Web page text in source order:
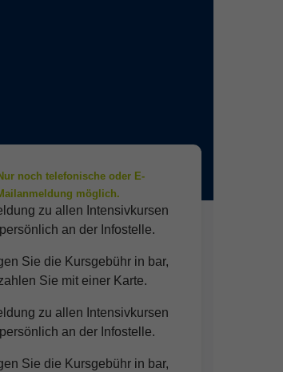
zu allen Intensivkursen
an der Infostelle.
Sie die Kursgebühr in bar,
Sie mit einer Karte.
zu allen Intensivkursen
an der Infostelle.
Sie die Kursgebühr in bar,